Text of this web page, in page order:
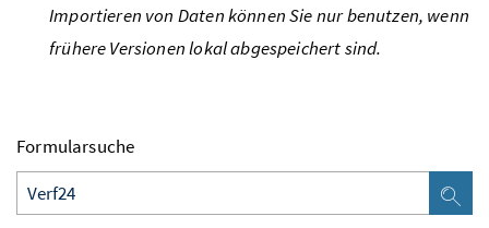
Importieren von Daten können Sie nur benutzen, wenn
frühere Versionen lokal abgespeichert sind.
Formularsuche